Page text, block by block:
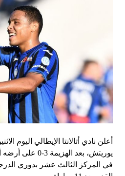
أعلن نادي أتالانتا الإيطالي اليوم
يوريتش، بعد
في المركز الثالث عشر بدوري